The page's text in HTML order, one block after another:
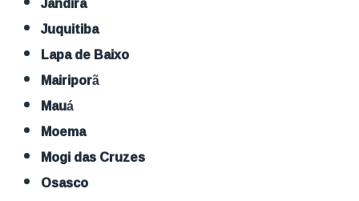
Juquitiba
Lapa de Baixo
Mairiporã
Mauá
Moema
Mogi das Cruzes
Osasco